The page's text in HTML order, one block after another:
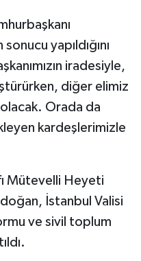
yapıldığını
iradesiyle,
diğer elimiz
Orada da
kardeşlerimizle
Mütevelli Heyeti
İstanbul Valisi
ve sivil toplum